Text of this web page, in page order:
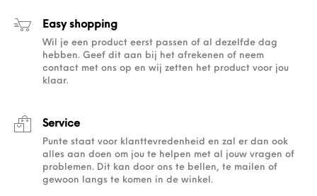
Easy shopping
Wil je een product eerst passen of al dezelfde dag
hebben. Geef dit aan bij het afrekenen of neem
contact met ons op en wij zetten het product voor jou
klaar.
Service
Punte staat voor klanttevredenheid en zal er dan ook
alles aan doen om jou te helpen met al jouw vragen of
problemen. Dit kan door ons te bellen, te mailen of
gewoon langs te komen in de winkel.